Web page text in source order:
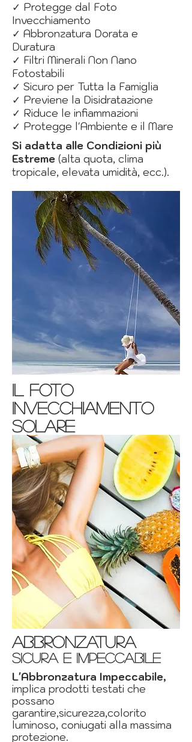
✓ Protegge dal Foto
Invecchiamento
✓ Abbronzatura Dorata e
Duratura
✓ Filtri Minerali Non Nano
Fotostabili
✓ Sicuro per Tutta la Famiglia
✓ Previene la Disidratazione
✓ Riduce le infiammazioni
✓ Protegge l'Ambiente e il Mare
Si adatta alle Condizioni più
Estreme (alta quota, clima
tropicale, elevata umidità, ecc.).
il FOTO
INVECCHIAMENTO
solare
abbronzatura
sicura e impeccabile
L'Abbronzatura Impeccabile,
implica prodotti testati che
possano
garantire,sicurezza,colorito
luminoso, coniugati alla massima
protezione.